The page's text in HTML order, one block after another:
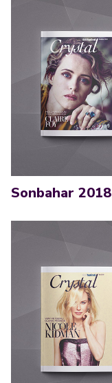
Sonbahar 2018